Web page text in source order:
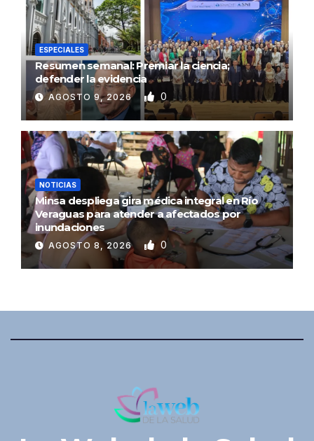
ESPECIALES
Resumen semanal: Premiar la ciencia;
defender la evidencia
AGOSTO 9, 2026 0
NOTICIAS
Minsa despliega gira médica integral en Río
Veraguas para atender a afectados por
inundaciones
AGOSTO 8, 2026 0